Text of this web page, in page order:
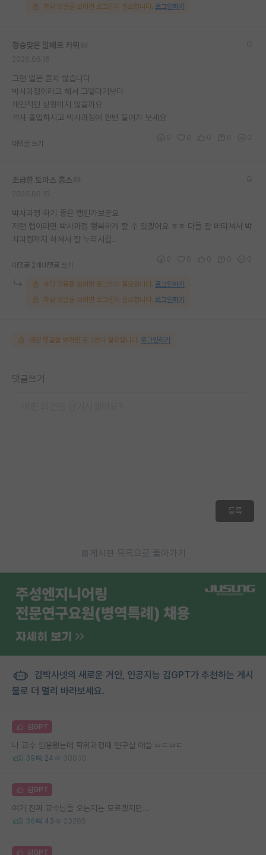
해당 댓글을 보려면 로그인이 필요합니다. 로그인하기
청승맞은 알베르 카뮈
그런 일은 흔치 않습니다
박사과정이라고 해서 그렇다기보다
개인적인 성향이지 않을까요
석사 졸업하시고 박사과정에 한번 들어가 보세요
대댓글 쓰기
조급한 토마스 홉스
박사과정 하기 좋은 랩인가보군요
저런 랩이라면 박사과정 행복하게 할 수 있겠어요 ㅎㅎ 다들 잘 버티셔서 박
사과정까지 하셔서 잘 누리시길..
대댓글 2개 대댓글 쓰기
해당 댓글을 보려면 로그인이 필요합니다. 로그인하기
해당 댓글을 보려면 로그인이 필요합니다. 로그인하기
해당 댓글을 보려면 로그인이 필요합니다. 로그인하기
댓글쓰기
등록
게시판 목록으로 돌아가기
김박사넷의 새로운 거인, 인공지능 김GPT가 추천하는 게시
물로 더 멀리 바라보세요.
김GPT
나 교수 임용됐는데 학위과정때 연구실 애들 ㅂㄷㅂㄷ
39 24 30030
김GPT
여기 진짜 교수님들 오는지는 모르겠지만...
36 43 23285
김GPT